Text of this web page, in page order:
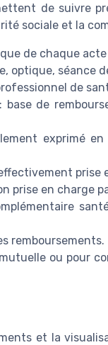
de suivre
sociale et la
de chaque
optique, séance
de
de
exprimé
prise
prise en charge
remboursements.
ou pour
et la